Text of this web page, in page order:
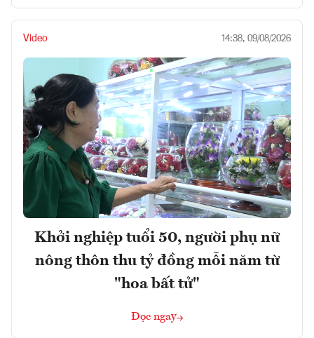
Video 14:38, 09/08/2026
Khởi nghiệp tuổi 50, người phụ nữ
nông thôn thu tỷ đồng mỗi năm từ
"hoa bất tử"
Đọc ngay